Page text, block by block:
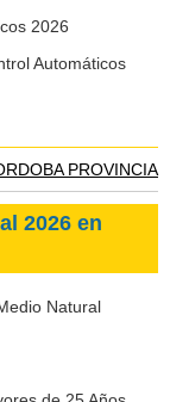
2026
Automáticos
PROVINCIA
2026 en
Natural